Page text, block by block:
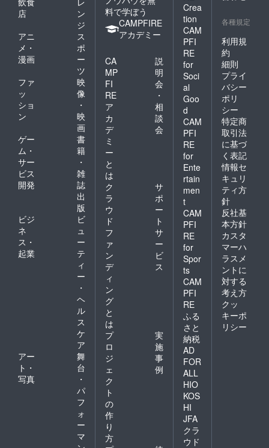
店
ン
ジ
アニ
メ・
漫画
ス
ポ
ー
ツ
ファ
ッ
ショ
ン
映
像
・
映
画
ゲー
ム・
サー
ビス
開発
書
籍
・
雑
誌
出
版
ビジ
ネ
ス・
起業
ビ
ュ
ー
テ
ィ
ー
・
ヘ
ル
ス
ケ
ア
アー
ト・
写真
舞
台
・
パ
フ
ォ
ー
マ
料で学ぼう
CAMPFIRE
アカデミー
CA
MP
FI
RE
ア
カ
デ
ミ
ー
と
は
説
明
会
・
相
談
会
ク
ラ
ウ
ド
フ
ァ
ン
デ
ィ
ン
グ
と
は
サ
ポ
ー
ト
サ
ー
ビ
ス
プ
ロ
ジ
ェ
ク
ト
の
作
り
方
実
施
事
例
Crea
tion
CAM
PFI
RE
for
Soci
al
Goo
d
CAM
PFI
RE
for
Ente
rtain
men
t
CAM
PFI
RE
for
Spor
ts
CAM
PFI
RE
ふる
さと
納税
AD
FOR
ALL
HIO
KOS
HI
JFA
クラ
ウド
各種規定
利用規
約
細則
プライ
バシー
ポリ
シー
特定商
取引法
に基づ
く表記
情報セ
キュリ
ティ方
針
反社基
本方針
カスタ
マーハ
ラスメ
ントに
対する
考え方
クッ
キーポ
リシー